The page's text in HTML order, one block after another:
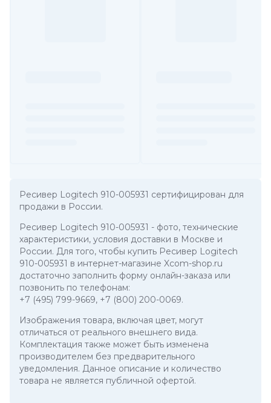
Ресивер Logitech 910-005931 сертифицирован для
продажи в России.
Ресивер Logitech 910-005931 - фото, технические
характеристики, условия доставки в Москве и
России. Для того, чтобы купить Ресивер Logitech
910-005931 в интернет-магазине Xcom-shop.ru
достаточно заполнить форму онлайн-заказа или
позвонить по телефонам:
+7 (495) 799-9669, +7 (800) 200-0069.
Изображения товара, включая цвет, могут
отличаться от реального внешнего вида.
Комплектация также может быть изменена
производителем без предварительного
уведомления. Данное описание и количество
товара не является публичной офертой.